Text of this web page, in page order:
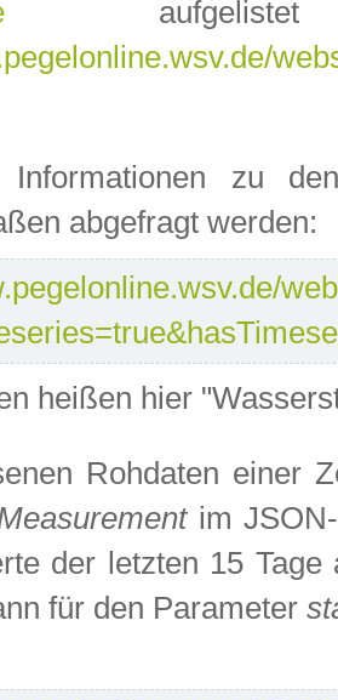
Informationen zu
abgefragt werden:
heißen hier
Rohdaten einer
im JSON-
der letzten 15
für den Parameter